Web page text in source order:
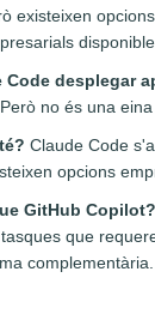
existeixen
Code desplegar
no és una
Claude Code
opcions
GitHub Copilot?
que
complementària.